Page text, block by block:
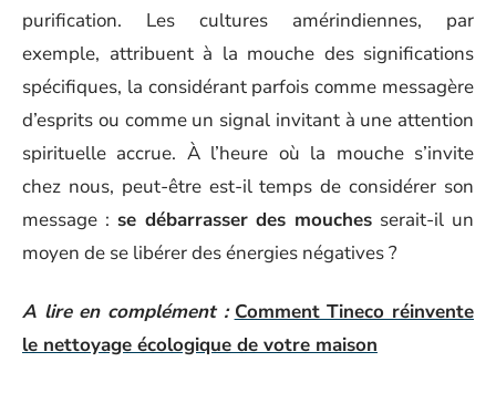
purification. Les cultures amérindiennes, par
exemple, attribuent à la mouche des significations
spécifiques, la considérant parfois comme messagère
d’esprits ou comme un signal invitant à une attention
spirituelle accrue. À l’heure où la mouche s’invite
chez nous, peut-être est-il temps de considérer son
message : se débarrasser des mouches serait-il un
moyen de se libérer des énergies négatives ?
A lire en complément : Comment Tineco réinvente
le nettoyage écologique de votre maison